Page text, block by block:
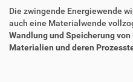
Die zwingende Energiewende
auch eine Materialwende
Wandlung und Speicherung
Materialien und deren